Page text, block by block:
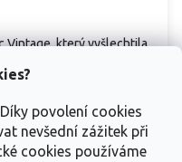
povolení cookies
nevšední zážitek při
cookies používáme
Vintage, který vyšlechtila